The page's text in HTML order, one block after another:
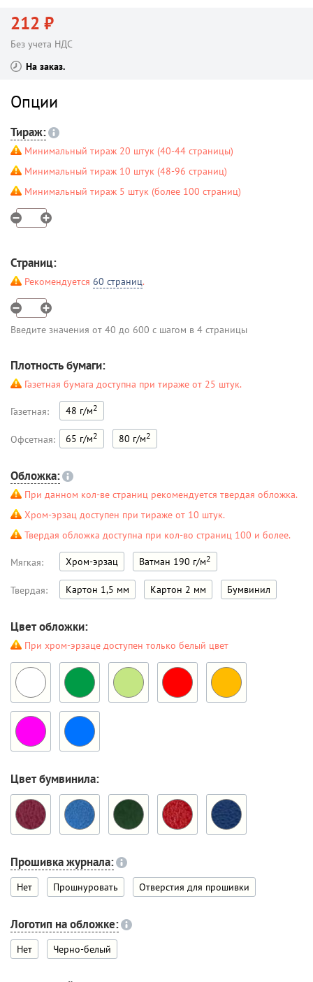
212 ₽
Без учета НДС
На заказ
Опции
Тираж:
Минимальный тираж 20 штук (40-44 страницы)
Минимальный тираж 10 штук (48-96 страниц)
Минимальный тираж 5 штук (более 100 страниц)
Страниц:
Рекомендуется 60 страниц.
Введите значения от 40 до 600 с шагом в 4 страницы
Плотность бумаги:
Газетная бумага доступна при тираже от 25 штук.
Газетная: 48 г/м2
Офсетная: 65 г/м2 80 г/м2
Обложка:
При данном кол-ве страниц рекомендуется твердая обложка.
Хром-эрзац доступен при тираже от 10 штук.
Твердая обложка доступна при кол-во страниц 100 и более.
Мягкая: Хром-эрзац Ватман 190 г/м2
Твердая: Картон 1,5 мм Картон 2 мм Бумвинил
Цвет обложки:
При хром-эрзаце доступен только белый цвет
Цвет бумвинила:
Прошивка журнала:
Нет Прошнуровать Отверстия для прошивки
Логотип на обложке:
Нет Черно-белый